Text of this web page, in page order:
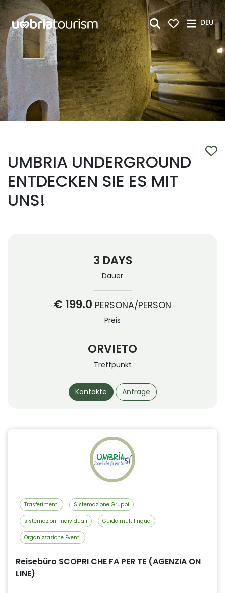
Zum Hauptinhalt springen
DEU
UMBRIA UNDERGROUND
ENTDECKEN SIE ES MIT
UNS!
3 DAYS
Dauer
€ 199.0 PERSONA/PERSON
Preis
ORVIETO
Treffpunkt
Kontakte Anfrage
Trasferimenti Sistemazione Gruppi
sistemazioni individuali Guide multilingua
Organizzazione Eventi
Reisebüro SCOPRI CHE FA PER TE (AGENZIA ON
LINE)